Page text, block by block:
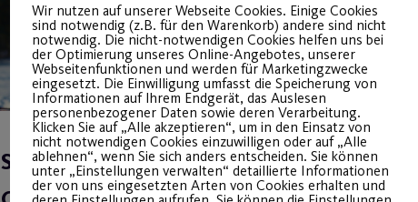
Skibasar am 22.
Wir nutzen auf unserer Webseite Cookies. Einige Cookies
sind notwendig (z.B. für den Warenkorb) andere sind nicht
notwendig. Die nicht-notwendigen Cookies helfen uns bei
der Optimierung unseres Online-Angebotes, unserer
Webseitenfunktionen und werden für Marketingzwecke
eingesetzt. Die Einwilligung umfasst die Speicherung von
Informationen auf Ihrem Endgerät, das Auslesen
personenbezogener Daten sowie deren Verarbeitung.
Klicken Sie auf „Alle akzeptieren“, um in den Einsatz von
nicht notwendigen Cookies einzuwilligen oder auf „Alle
ablehnen“, wenn Sie sich anders entscheiden. Sie können
unter „Einstellungen verwalten“ detaillierte Informationen
der von uns eingesetzten Arten von Cookies erhalten und